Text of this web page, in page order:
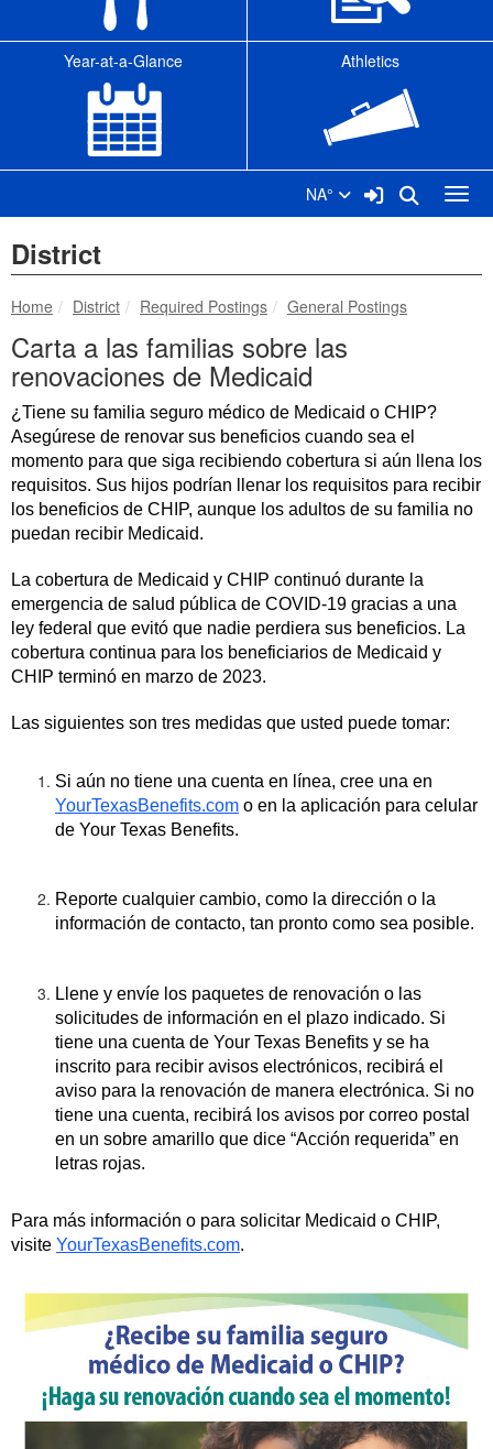
Year-at-a-Glance Athletics
NA° Sign In Link
Search
District
Home breadcrumbs:
District breadcrumbs:
Required Postings breadcrumbs:
General Postings
Carta a las familias sobre las
renovaciones de Medicaid
¿Tiene su familia seguro médico de Medicaid o CHIP?
Asegúrese de renovar sus beneficios cuando sea el
momento para que siga recibiendo cobertura si aún llena los
requisitos. Sus hijos podrían llenar los requisitos para recibir
los beneficios de CHIP, aunque los adultos de su familia no
puedan recibir Medicaid.
La cobertura de Medicaid y CHIP continuó durante la
emergencia de salud pública de COVID-19 gracias a una
ley federal que evitó que nadie perdiera sus beneficios. La
cobertura continua para los beneficiarios de Medicaid y
CHIP terminó en marzo de 2023.
Las siguientes son tres medidas que usted puede tomar:
Si aún no tiene una cuenta en línea, cree una en
YourTexasBenefits.com o en la aplicación para celular
de Your Texas Benefits.
Reporte cualquier cambio, como la dirección o la
información de contacto, tan pronto como sea posible.
Llene y envíe los paquetes de renovación o las
solicitudes de información en el plazo indicado. Si
tiene una cuenta de Your Texas Benefits y se ha
inscrito para recibir avisos electrónicos, recibirá el
aviso para la renovación de manera electrónica. Si no
tiene una cuenta, recibirá los avisos por correo postal
en un sobre amarillo que dice “Acción requerida” en
letras rojas.
Para más información o para solicitar Medicaid o CHIP,
visite YourTexasBenefits.com.